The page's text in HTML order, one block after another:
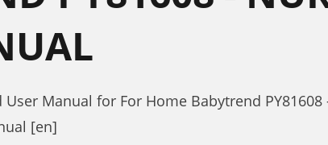
Manual for For Home Babytrend PY81608 -
[en]